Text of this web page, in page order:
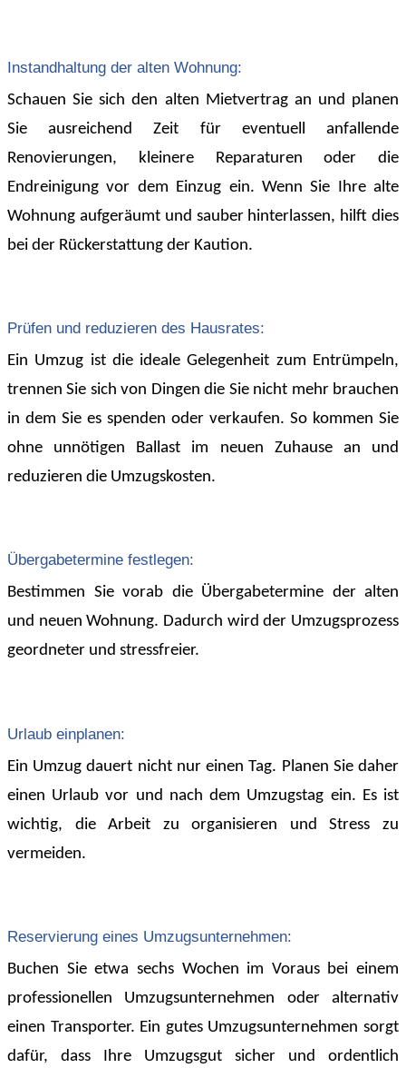
Instandhaltung der alten Wohnung:
Schauen Sie sich den alten Mietvertrag an und planen
Sie ausreichend Zeit für eventuell anfallende
Renovierungen, kleinere Reparaturen oder die
Endreinigung vor dem Einzug ein. Wenn Sie Ihre alte
Wohnung aufgeräumt und sauber hinterlassen, hilft dies
bei der Rückerstattung der Kaution.
Prüfen und reduzieren des Hausrates:
Ein Umzug ist die ideale Gelegenheit zum Entrümpeln,
trennen Sie sich von Dingen die Sie nicht mehr brauchen
in dem Sie es spenden oder verkaufen. So kommen Sie
ohne unnötigen Ballast im neuen Zuhause an und
reduzieren die Umzugskosten.
Übergabetermine festlegen:
Bestimmen Sie vorab die Übergabetermine der alten
und neuen Wohnung. Dadurch wird der Umzugsprozess
geordneter und stressfreier.
Urlaub einplanen:
Ein Umzug dauert nicht nur einen Tag. Planen Sie daher
einen Urlaub vor und nach dem Umzugstag ein. Es ist
wichtig, die Arbeit zu organisieren und Stress zu
vermeiden.
Reservierung eines Umzugsunternehmen:
Buchen Sie etwa sechs Wochen im Voraus bei einem
professionellen Umzugsunternehmen oder alternativ
einen Transporter. Ein gutes Umzugsunternehmen sorgt
dafür, dass Ihre Umzugsgut sicher und ordentlich